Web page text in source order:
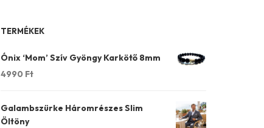
TERMÉKEK
Ónix ‘Mom’ Szív Gyöngy Karkötő 8mm
4990 Ft
Galambszürke Háromrészes Slim
Öltöny